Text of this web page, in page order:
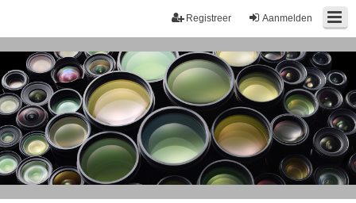
Aanmelden
Registreer